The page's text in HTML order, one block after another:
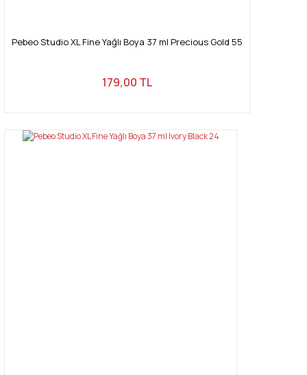
Pebeo Studio XL Fine Yağlı Boya 37 ml Precious Gold 55
179,00 TL